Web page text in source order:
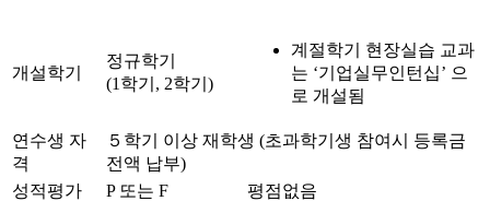
개설학기
정규학기
(1학기, 2학기)
계절학기 현장실습 교과
는 ‘기업실무인턴십’ 으
로 개설됨
연수생 자
격
５학기 이상 재학생 (초과학기생 참여시 등록금
전액 납부)
성적평가
P 또는 F 평점없음